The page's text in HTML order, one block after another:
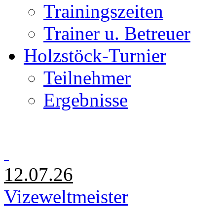
Trainingszeiten
Trainer u. Betreuer
Holzstöck-Turnier
Teilnehmer
Ergebnisse
12.07.26
Vizeweltmeister